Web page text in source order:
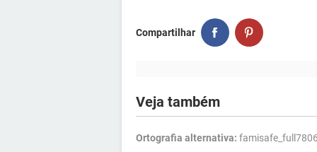
Compartilhar
Veja também
Ortografia alternativa: